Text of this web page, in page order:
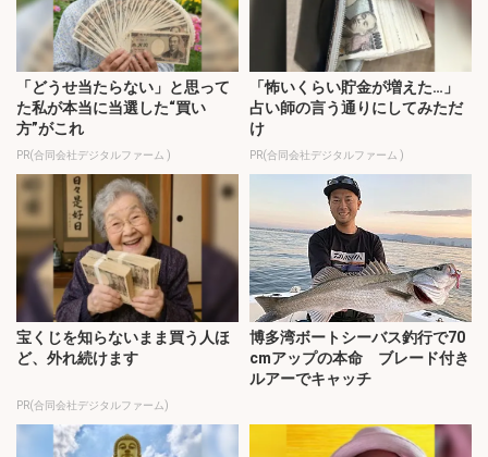
「どうせ当たらない」と思って
た私が本当に当選した“買い
方”がこれ
PR(合同会社デジタルファーム )
「怖いくらい貯金が増えた…」
占い師の言う通りにしてみただ
け
PR(合同会社デジタルファーム )
宝くじを知らないまま買う人ほ
ど、外れ続けます
PR(合同会社デジタルファーム)
博多湾ボートシーバス釣行で70
cmアップの本命 ブレード付き
ルアーでキャッチ